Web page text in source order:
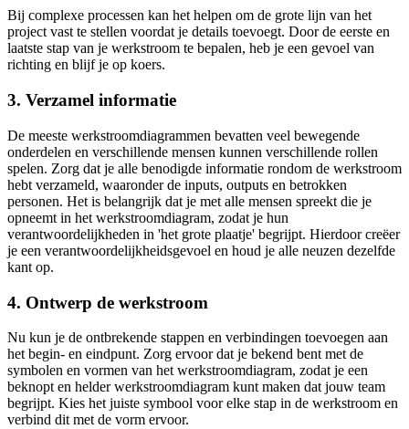
Bij complexe processen kan het helpen om de grote lijn van het
project vast te stellen voordat je details toevoegt. Door de eerste en
laatste stap van je werkstroom te bepalen, heb je een gevoel van
richting en blijf je op koers.
3. Verzamel informatie
De meeste werkstroomdiagrammen bevatten veel bewegende
onderdelen en verschillende mensen kunnen verschillende rollen
spelen. Zorg dat je alle benodigde informatie rondom de werkstroom
hebt verzameld, waaronder de inputs, outputs en betrokken
personen. Het is belangrijk dat je met alle mensen spreekt die je
opneemt in het werkstroomdiagram, zodat je hun
verantwoordelijkheden in 'het grote plaatje' begrijpt. Hierdoor creëer
je een verantwoordelijkheidsgevoel en houd je alle neuzen dezelfde
kant op.
4. Ontwerp de werkstroom
Nu kun je de ontbrekende stappen en verbindingen toevoegen aan
het begin- en eindpunt. Zorg ervoor dat je bekend bent met de
symbolen en vormen van het werkstroomdiagram, zodat je een
beknopt en helder werkstroomdiagram kunt maken dat jouw team
begrijpt. Kies het juiste symbool voor elke stap in de werkstroom en
verbind dit met de vorm ervoor.